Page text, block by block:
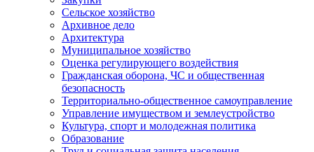
Сельское хозяйство
Архивное дело
Архитектура
Муниципальное хозяйство
Оценка регулирующего воздействия
Гражданская оборона, ЧС и общественная
безопасность
Территориально-общественное самоуправление
Управление имуществом и землеустройство
Культура, спорт и молодежная политика
Образование